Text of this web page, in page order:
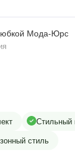
Мода-Юрс
Стильный
стиль